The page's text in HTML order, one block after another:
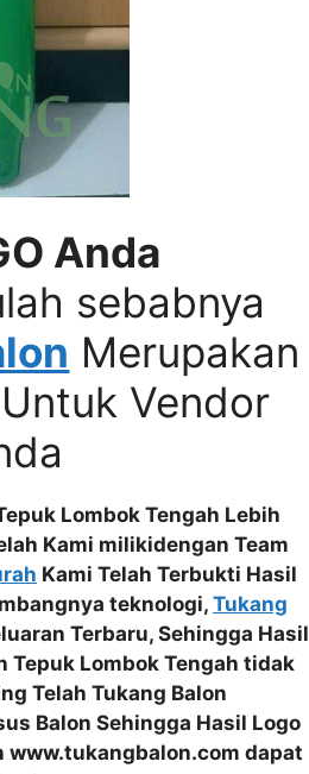
Anda
sebabnya
Merupakan
Vendor
Lombok Tengah Lebih
Kami milikidengan Team
Kami Telah Terbukti Hasil
teknologi, Tukang
Terbaru, Sehingga Hasil
Tepuk Lombok Tengah tidak
Telah Tukang Balon
Balon Sehingga Hasil Logo
www.tukangbalon.com dapat